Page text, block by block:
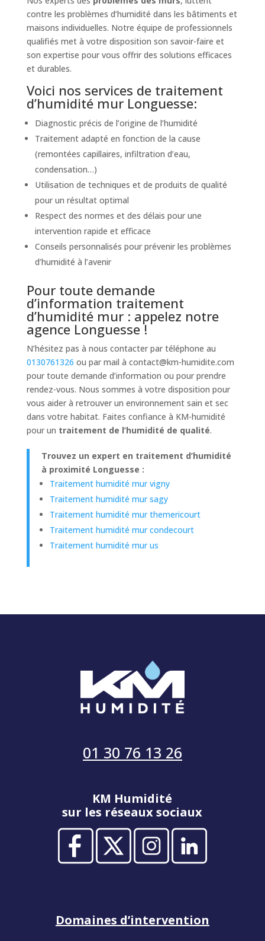
contre les problèmes d’humidité dans les bâtiments et
maisons individuelles. Notre équipe de professionnels
qualifiés met à votre disposition son savoir-faire et
son expertise pour vous offrir des solutions efficaces
et durables.
Voici nos services de traitement
d’humidité mur Longuesse:
Diagnostic précis de l’origine de l’humidité
Traitement adapté en fonction de la cause
(remontées capillaires, infiltration d’eau,
condensation…)
Utilisation de techniques et de produits de qualité
pour un résultat optimal
Respect des normes et des délais pour une
intervention rapide et efficace
Conseils personnalisés pour prévenir les problèmes
d’humidité à l’avenir
Pour toute demande
d’information traitement
d’humidité mur : appelez notre
agence Longuesse !
N’hésitez pas à nous contacter par téléphone au
0130761326 ou par mail à contact@km-humidite.com
pour toute demande d’information ou pour prendre
rendez-vous. Nous sommes à votre disposition pour
vous aider à retrouver un environnement sain et sec
dans votre habitat. Faites confiance à KM-humidité
pour un traitement de l’humidité de qualité.
Trouvez un expert en traitement d’humidité
à proximité Longuesse :
Traitement humidité mur vigny
Traitement humidité mur sagy
Traitement humidité mur themericourt
Traitement humidité mur condecourt
Traitement humidité mur us
01 30 76 13 26
KM Humidité
sur les réseaux sociaux
Domaines d’intervention